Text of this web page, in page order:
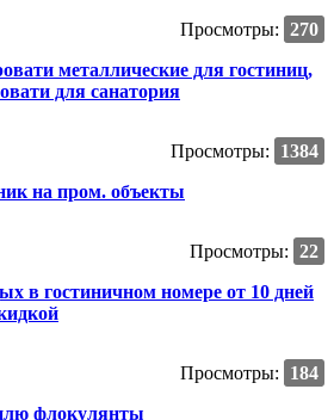
Просмотры: 270
металлические для гостиниц,
для санатория
Просмотры:
1384
на пром. объекты
Просмотры: 22
в гостиничном номере от 10 дней
Просмотры:
184
флокулянты